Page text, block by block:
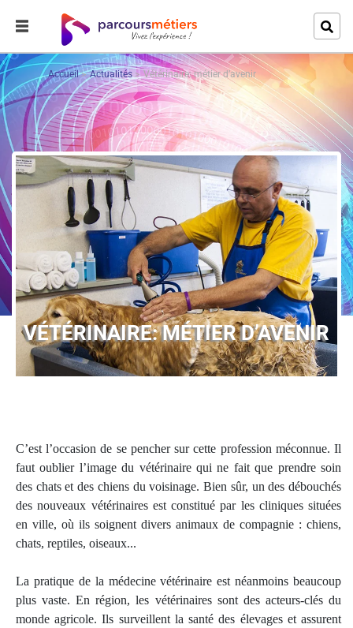
Accueil Actualités Vétérinaire: métier d’avenir
VÉTÉRINAIRE: MÉTIER D’AVENIR
C’est l’occasion de se pencher sur cette profession méconnue. Il
faut oublier l’image du vétérinaire qui ne fait que prendre soin
des chats et des chiens du voisinage. Bien sûr, un des débouchés
des nouveaux vétérinaires est constitué par les cliniques situées
en ville, où ils soignent divers animaux de compagnie : chiens,
chats, reptiles, oiseaux...
La pratique de la médecine vétérinaire est néanmoins beaucoup
plus vaste. En région, les vétérinaires sont des acteurs-clés du
monde agricole. Ils surveillent la santé des élevages et assurent